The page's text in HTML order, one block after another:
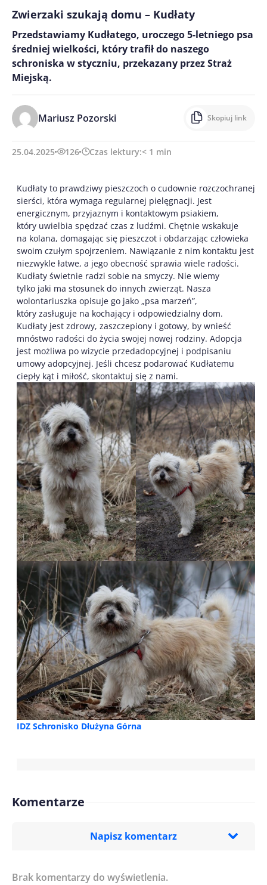
Zwierzaki szukają domu – Kudłaty
Przedstawiamy Kudłatego, uroczego 5-letniego psa
średniej wielkości, który trafił do naszego
schroniska w styczniu, przekazany przez Straż
Miejską.
Mariusz Pozorski Skopiuj link
25.04.2025 126 Czas lektury:< 1 min
Kudłaty to prawdziwy pieszczoch o cudownie rozczochranej
sierści, która wymaga regularnej pielęgnacji. Jest
energicznym, przyjaznym i kontaktowym psiakiem,
który uwielbia spędzać czas z ludźmi. Chętnie wskakuje
na kolana, domagając się pieszczot i obdarzając człowieka
swoim czułym spojrzeniem. Nawiązanie z nim kontaktu jest
niezwykle łatwe, a jego obecność sprawia wiele radości.
Kudłaty świetnie radzi sobie na smyczy. Nie wiemy
tylko jaki ma stosunek do innych zwierząt. Nasza
wolontariuszka opisuje go jako „psa marzeń”,
który zasługuje na kochający i odpowiedzialny dom.
Kudłaty jest zdrowy, zaszczepiony i gotowy, by wnieść
mnóstwo radości do życia swojej nowej rodziny. Adopcja
jest możliwa po wizycie przedadopcyjnej i podpisaniu
umowy adopcyjnej. Jeśli chcesz podarować Kudłatemu
ciepły kąt i miłość, skontaktuj się z nami.
IDZ Schronisko Dłużyna Górna
Komentarze
Napisz komentarz
Imię/ Nick*
Brak komentarzy do wyświetlenia.